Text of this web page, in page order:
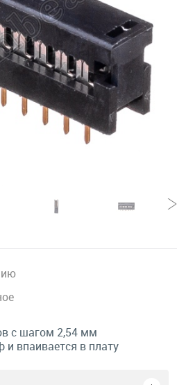
с шагом 2,54 мм
впаивается в плату